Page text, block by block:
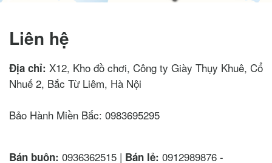
Liên hệ
Địa chỉ: X12, Kho đồ chơi, Công ty Giày Thụy Khuê, Cổ
Nhuế 2, Bắc Từ Liêm, Hà Nội
Bảo Hành Miền Bắc: 0983695295
Bán buôn: 0936362515 | Bán lẻ: 0912989876 -